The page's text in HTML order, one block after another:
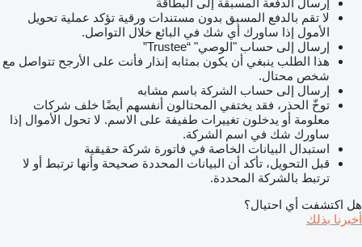
إرسال الدفعة المسبقة إلى البطاقة
لا تقم بالدفع المسبق بدون مستندات ورقية تؤكد عملية تحويل
الأمول إذا ساورك أي شك في البائع خلال التواصل.
إرسال إلى حساب "الوصي" “Trustee”
هذا الطلب ينبغي أن يكون بمثابه إنذار فأنت على الأرجح تتواصل مع
شخص محتال.
إرسال إلى حساب الشركة باسم مشابه
توخّ الحذر، فقد يختفي المحتالون أنفسهم أيضًا خلف شركات
معلومة أو يدخلون تغييرات طفيفة على الاسم. لا تحول الأموال إذا
ساورك شك في اسم الشركة.
استبدال البيانات الخاصة في فاتورة شركة حقيقية
قبل التحويل، تأكد أن البيانات المحددة صحيحة وأنها ترتبط أو لا
ترتبط بالشركة المحددة.
هل اكتشفت أي احتيال؟
أخبرنا بذلك